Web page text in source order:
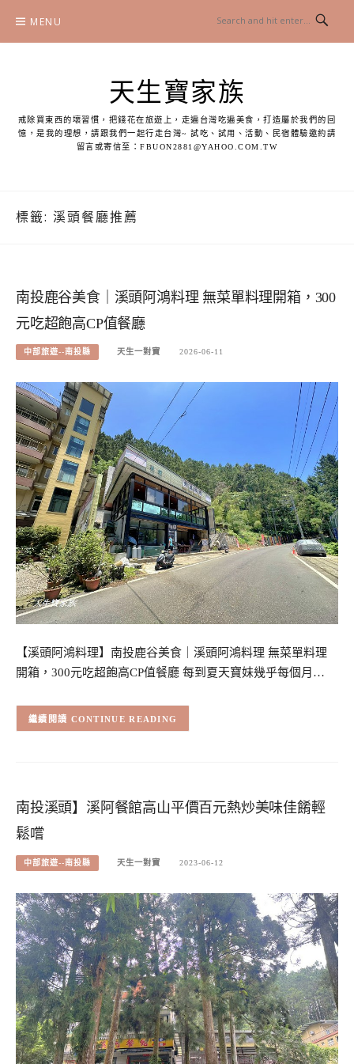
content
MENU
天生寶家族
戒除買東西的壞習慣，把錢花在旅遊上，走遍台灣吃遍美食，打造屬於我們的回
憶，是我的理想，請跟我們一起行走台灣~ 試吃、試用、活動、民宿體驗邀約請
留言或寄信至：FBUON2881@YAHOO.COM.TW
標籤: 溪頭餐廳推薦
南投鹿谷美食｜溪頭阿鴻料理 無菜單料理開箱，300
元吃超飽高CP值餐廳
中部旅遊--南投縣 天生一對寶 2026-06-11
【溪頭阿鴻料理】南投鹿谷美食｜溪頭阿鴻料理 無菜單料理
開箱，300元吃超飽高CP值餐廳 每到夏天寶妹幾乎每個月…
CONTINUE READING
南投溪頭】溪阿餐館高山平價百元熱炒美味佳餚輕
鬆嚐
中部旅遊--南投縣 天生一對寶 2023-06-12